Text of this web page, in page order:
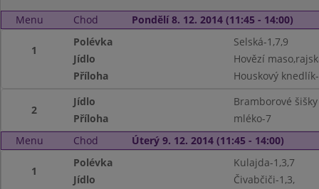
Menu Chod Pondělí 8. 12. 2014 (11:45 - 14:00)
1
Polévka
Selská-1,7,9
Jídlo
Hovězí
Příloha
Houskový
2
Jídlo
Bramborové
Příloha
mléko-7
Menu
Chod Úterý 9. 12. 2014 (11:45 - 14:00)
1
Polévka
Kulajda-1,3,7
Jídlo
Čivabčiči-1,3,